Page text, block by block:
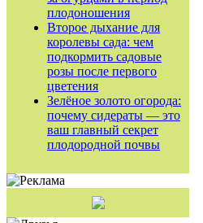
плодоношения
Второе дыхание для
королевы сада: чем
подкормить садовые
розы после первого
цветения
Зелёное золото огорода:
почему сидераты — это
ваш главный секрет
плодородной почвы